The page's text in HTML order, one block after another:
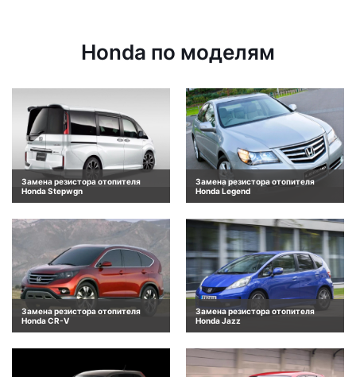
Honda по моделям
Замена резистора отопителя
Honda Stepwgn
Замена резистора отопителя
Honda Legend
Замена резистора отопителя
Honda CR-V
Замена резистора отопителя
Honda Jazz